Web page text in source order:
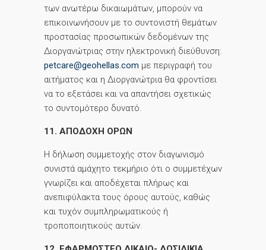
των ανωτέρω δικαιωμάτων, μπορούν να
επικοινωνήσουν με το συντονιστή θεμάτων
προστασίας προσωπικών δεδομένων της
Διοργανώτριας στην ηλεκτρονική διεύθυνση:
petcare@geohellas.com με περιγραφή του
αιτήματος και η Διοργανώτρια θα φροντίσει
να το εξετάσει και να απαντήσει σχετικώς
το συντομότερο δυνατό.
11. ΑΠΟΔΟΧΗ ΟΡΩΝ
Η δήλωση συμμετοχής στον διαγωνισμό
συνιστά αμάχητο τεκμήριο ότι ο συμμετέχων
γνωρίζει και αποδέχεται πλήρως και
ανεπιφύλακτα τους όρους αυτούς, καθώς
και τυχόν συμπληρωματικούς ή
τροποποιητικούς αυτών.